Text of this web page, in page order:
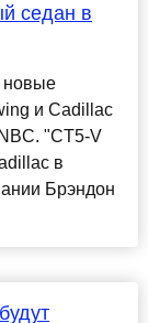
седан в
новые
и Cadillac
"CT5-V
в
Брэндон